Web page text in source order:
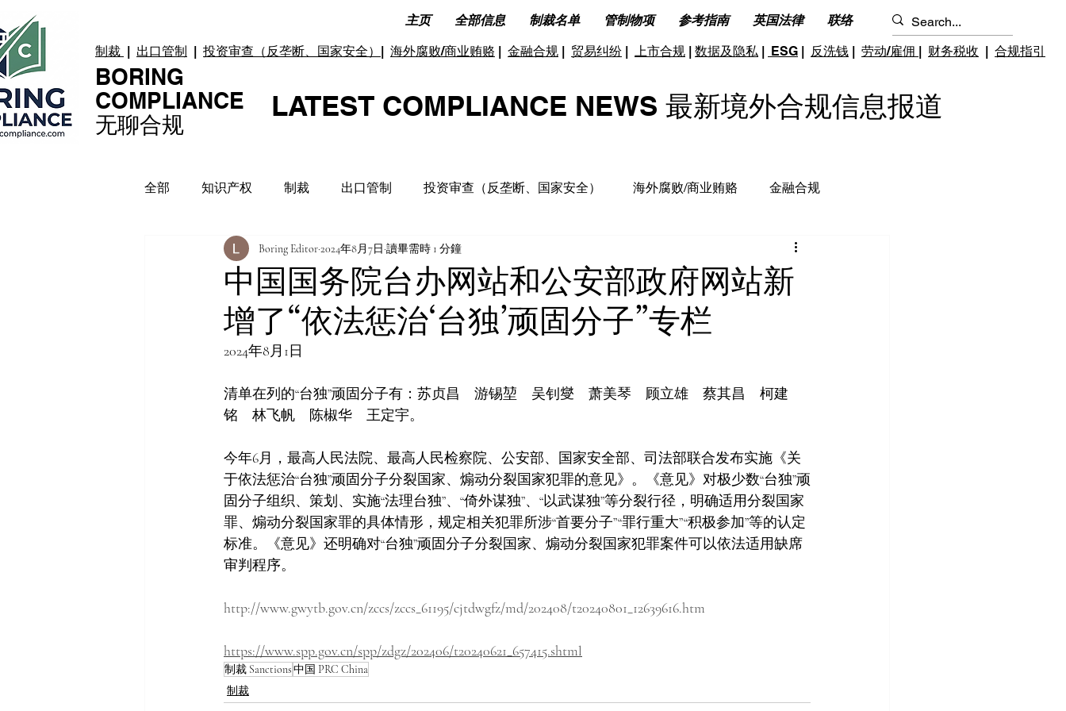
主页 全部信息 制裁名单 管制物项 参考指南 英国法律 联络
制裁 | 出口管制 | 投资审查（反垄断、国家安全） | 海外腐败/商业贿赂 | 金融合规 | 贸易纠纷 | 上市合规 | 数据及隐私 | ESG | 反洗钱 | 劳动/雇佣 | 财务税收 | 合规指引
BORING
COMPLIANCE
无聊合规
LATEST COMPLIANCE NEWS 最新境外合规信息报道
全部 知识产权 制裁 出口管制 投资审查（反垄断、国家安全） 海外腐败/商业贿赂 金融合规
贸易纠纷 上市合规 数据合规及隐私保护
合规指引 案例 Case 洞见分析 财务税收合规
中国国务院台办网站和公安部政府网站新
增了“依法惩治‘台独’顽固分子”专栏
Boring Editor2024年8月7日 讀畢需時 1 分鐘
2024年8月1日
清单在列的“台独”顽固分子有：苏贞昌　游锡堃　吴钊燮　萧美琴　顾立雄　蔡其昌　柯建
铭　林飞帆　陈椒华　王定宇。
今年6月，最高人民法院、最高人民检察院、公安部、国家安全部、司法部联合发布实施《关
于依法惩治“台独”顽固分子分裂国家、煽动分裂国家犯罪的意见》。《意见》对极少数“台独”顽
固分子组织、策划、实施“法理台独”、“倚外谋独”、“以武谋独”等分裂行径，明确适用分裂国家
罪、煽动分裂国家罪的具体情形，规定相关犯罪所涉“首要分子”“罪行重大”“积极参加”等的认定
标准。《意见》还明确对“台独”顽固分子分裂国家、煽动分裂国家犯罪案件可以依法适用缺席
审判程序。
http://www.gwytb.gov.cn/zccs/zccs_61195/cjtdwgfz/md/202408/t20240801_12639616.htm
https://www.spp.gov.cn/spp/zdgz/202406/t20240621_657415.shtml
制裁 Sanctions中国 PRC China
制裁